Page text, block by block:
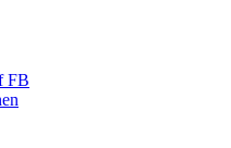
FB